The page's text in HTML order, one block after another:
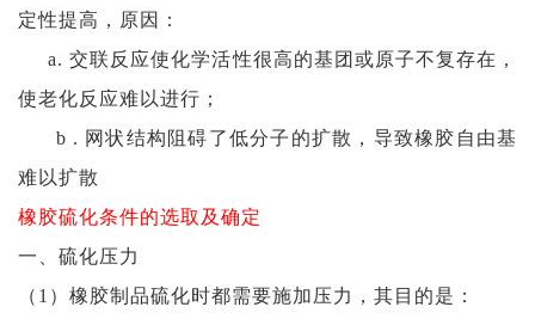
定性提高，原因：
a. 交联反应使化学活性很高的基团或原子不复存在，
使老化反应难以进行；
b . 网状结构阻碍了低分子的扩散，导致橡胶自由基
难以扩散
橡胶硫化条件的选取及确定
一、硫化压力
（1）橡胶制品硫化时都需要施加压力，其目的是：